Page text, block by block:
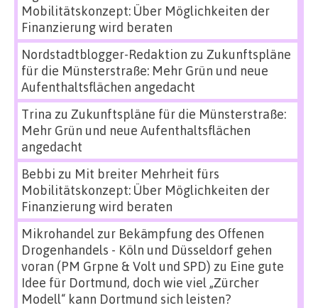
Mobilitätskonzept: Über Möglichkeiten der
Finanzierung wird beraten
Nordstadtblogger-Redaktion zu Zukunftspläne
für die Münsterstraße: Mehr Grün und neue
Aufenthaltsflächen angedacht
Trina zu Zukunftspläne für die Münsterstraße:
Mehr Grün und neue Aufenthaltsflächen
angedacht
Bebbi zu Mit breiter Mehrheit fürs
Mobilitätskonzept: Über Möglichkeiten der
Finanzierung wird beraten
Mikrohandel zur Bekämpfung des Offenen
Drogenhandels - Köln und Düsseldorf gehen
voran (PM Grpne & Volt und SPD) zu Eine gute
Idee für Dortmund, doch wie viel „Zürcher
Modell“ kann Dortmund sich leisten?